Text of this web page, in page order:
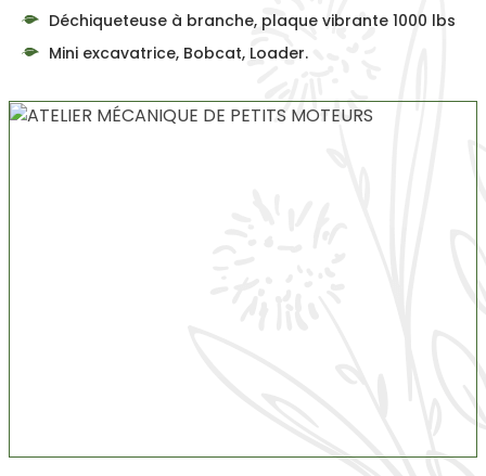
Déchiqueteuse à branche, plaque vibrante 1000 lbs
Mini excavatrice, Bobcat, Loader.